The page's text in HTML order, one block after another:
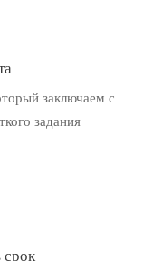
заключаем с
задания
срок